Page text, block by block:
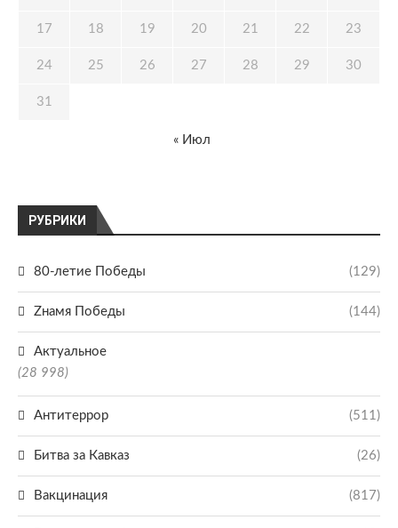
РУБРИКИ
80-летие Победы (129)
Zнамя Победы (144)
Актуальное
(28 998)
Антитеррор (511)
Битва за Кавказ (26)
Вакцинация (817)
17 18 19 20 21 22 23
24 25 26 27 28 29 30
31
« Июл